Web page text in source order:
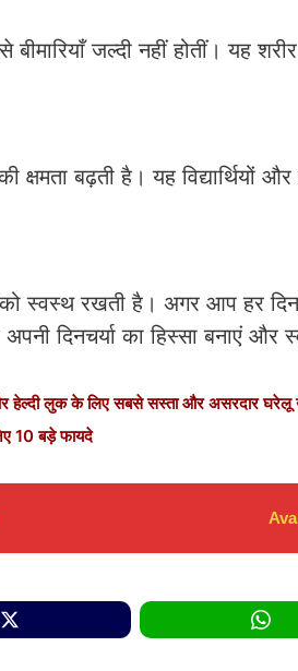
जल्दी नहीं होतीं। यह
बढ़ती है। यह विद्यार्थियों
स्वस्थ रखती है। अगर आप हर
दिनचर्या का हिस्सा बनाएं
लुक के लिए सबसे सस्ता और असरदार घरेलू
10 बड़े फायदे